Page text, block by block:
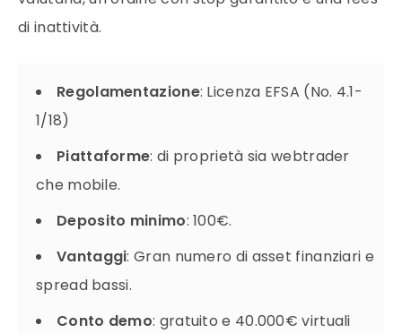
di inattività.
Regolamentazione: Licenza EFSA (No. 4.1-
1/18)
Piattaforme: di proprietà sia webtrader
che mobile.
Deposito minimo: 100€.
Vantaggi: Gran numero di asset finanziari e
spread bassi.
Conto demo: gratuito e 40.000€ virtuali